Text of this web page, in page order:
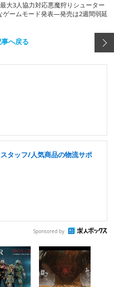
大3人協力対応悪魔狩りシューター
ゲームモード発表―発売は2週間弱延
事へ戻る
タッフ/人気商品の物流サポ
Sponsored by